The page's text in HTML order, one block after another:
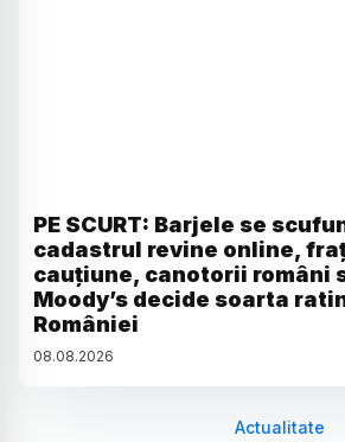
PE SCURT: Barjele se
cadastrul revine online,
cauțiune, canotorii români
Moody’s decide soarta
României
08.08.2026
Actualitate